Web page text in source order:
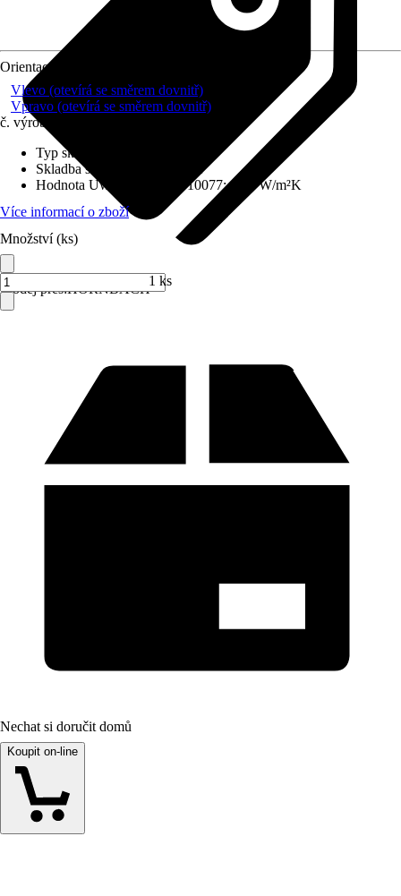
Prodej přes:HORNBACH
Orientace
Vlevo (otevírá se směrem dovnitř)
Vpravo (otevírá se směrem dovnitř)
č. výrobku
Typ skla
Skladba skla
Trojitě zasklené
Hodnota Uw dle DIN EN 10077:0,98 W/m²K
Více informací o zboží
Množství (ks)
1 ks
Nechat si doručit domů
Koupit on-line